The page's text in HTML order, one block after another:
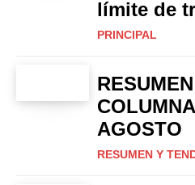
límite de
PRINCIPAL
AGOSTO
RESUMEN Y